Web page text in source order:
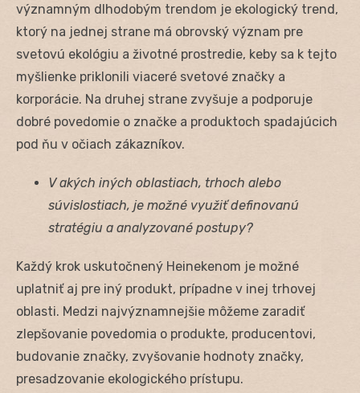
významným dlhodobým trendom je ekologický trend,
ktorý na jednej strane má obrovský význam pre
svetovú ekológiu a životné prostredie, keby sa k tejto
myšlienke priklonili viaceré svetové značky a
korporácie. Na druhej strane zvyšuje a podporuje
dobré povedomie o značke a produktoch spadajúcich
pod ňu v očiach zákazníkov.
V akých iných oblastiach, trhoch alebo
súvislostiach, je možné využiť definovanú
stratégiu a analyzované postupy?
Každý krok uskutočnený Heinekenom je možné
uplatniť aj pre iný produkt, prípadne v inej trhovej
oblasti. Medzi najvýznamnejšie môžeme zaradiť
zlepšovanie povedomia o produkte, producentovi,
budovanie značky, zvyšovanie hodnoty značky,
presadzovanie ekologického prístupu.